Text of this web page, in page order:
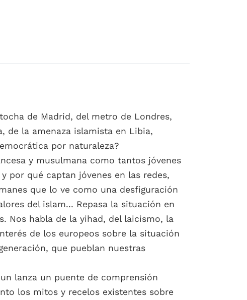
de Madrid, del metro de Londres,
de la amenaza islamista en Libia,
por naturaleza?
y musulmana como tantos jóvenes
por qué captan jóvenes en las redes,
que lo ve como una desfiguración
del islam... Repasa la situación en
Nos habla de la yihad, del laicismo, la
de los europeos sobre la situación
que pueblan nuestras
lanza un puente de comprensión
los mitos y recelos existentes sobre